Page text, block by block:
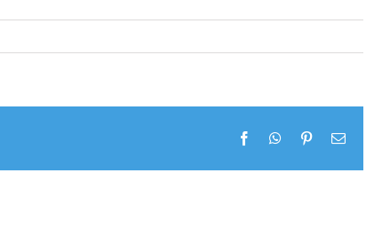
FacebookWhatsApp
Pinterest
E-